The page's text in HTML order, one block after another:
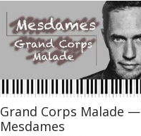
Grand Corps Malade —
Mesdames